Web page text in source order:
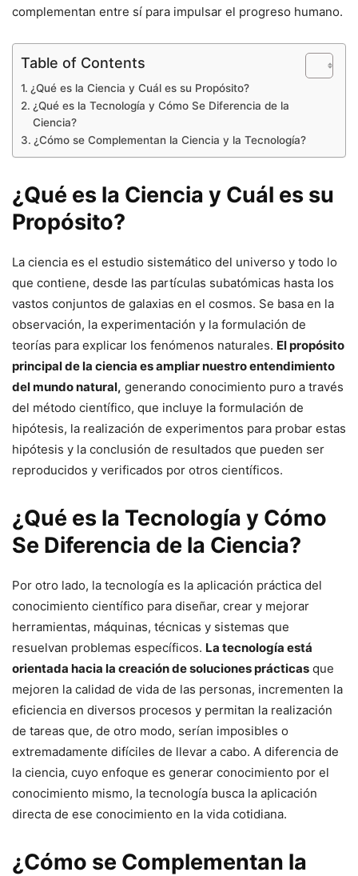
complementan entre sí para impulsar el progreso humano.
Table of Contents
¿Qué es la Ciencia y Cuál es su Propósito?
¿Qué es la Tecnología y Cómo Se Diferencia de la
Ciencia?
¿Cómo se Complementan la Ciencia y la Tecnología?
¿Qué es la Ciencia y Cuál es su
Propósito?
La ciencia es el estudio sistemático del universo y todo lo
que contiene, desde las partículas subatómicas hasta los
vastos conjuntos de galaxias en el cosmos. Se basa en la
observación, la experimentación y la formulación de
teorías para explicar los fenómenos naturales. El propósito
principal de la ciencia es ampliar nuestro entendimiento
del mundo natural, generando conocimiento puro a través
del método científico, que incluye la formulación de
hipótesis, la realización de experimentos para probar estas
hipótesis y la conclusión de resultados que pueden ser
reproducidos y verificados por otros científicos.
¿Qué es la Tecnología y Cómo
Se Diferencia de la Ciencia?
Por otro lado, la tecnología es la aplicación práctica del
conocimiento científico para diseñar, crear y mejorar
herramientas, máquinas, técnicas y sistemas que
resuelvan problemas específicos. La tecnología está
orientada hacia la creación de soluciones prácticas que
mejoren la calidad de vida de las personas, incrementen la
eficiencia en diversos procesos y permitan la realización
de tareas que, de otro modo, serían imposibles o
extremadamente difíciles de llevar a cabo. A diferencia de
la ciencia, cuyo enfoque es generar conocimiento por el
conocimiento mismo, la tecnología busca la aplicación
directa de ese conocimiento en la vida cotidiana.
¿Cómo se Complementan la